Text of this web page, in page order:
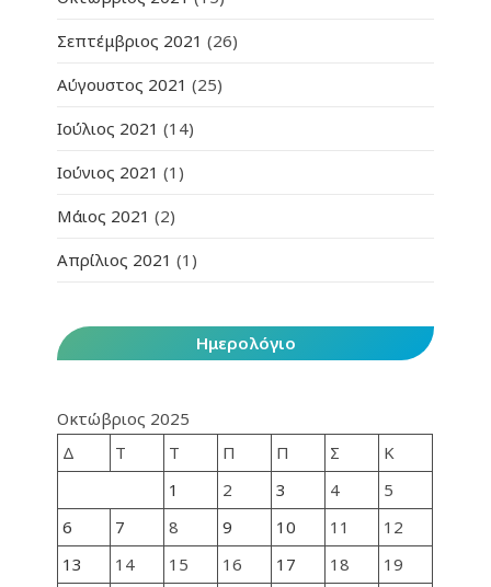
Σεπτέμβριος 2021 (26)
Αύγουστος 2021 (25)
Ιούλιος 2021 (14)
Ιούνιος 2021 (1)
Μάιος 2021 (2)
Απρίλιος 2021 (1)
Ημερολόγιο
Οκτώβριος 2025
Δ
Τ Τ Π Π Σ
Κ
1
2 3 4
5
6
7 8 9 10 11
12
13
14 15 16 17 18
19